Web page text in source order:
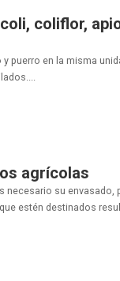
coliflor,
puerro en la misma
agrícolas
su envasado,
estén destinados